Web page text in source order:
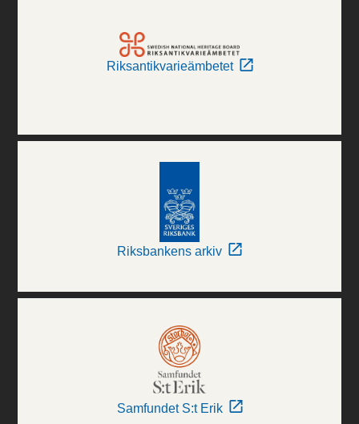
Riksantikvarieämbetet
Riksbankens arkiv
Samfundet S:t Erik